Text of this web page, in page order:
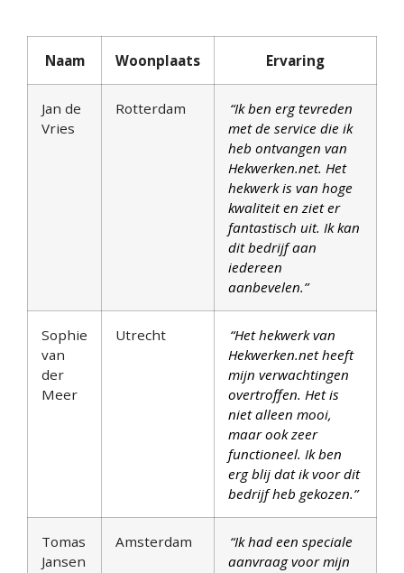
Naam Woonplaats Ervaring
Jan de
Vries
Rotterdam
“Ik ben erg tevreden
met de service die ik
heb ontvangen van
Hekwerken.net. Het
hekwerk is van hoge
kwaliteit en ziet er
fantastisch uit. Ik kan
dit bedrijf aan
iedereen
aanbevelen.”
Sophie
van
der
Meer
Utrecht
“Het hekwerk van
Hekwerken.net heeft
mijn verwachtingen
overtroffen. Het is
niet alleen mooi,
maar ook zeer
functioneel. Ik ben
erg blij dat ik voor dit
bedrijf heb gekozen.”
Tomas
Jansen
Amsterdam
“Ik had een speciale
aanvraag voor mijn